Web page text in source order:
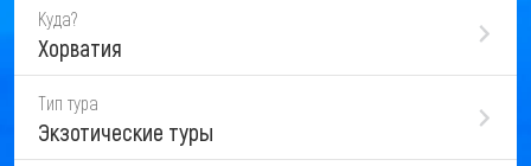
Куда?
Хорватия
Тип тура
Экзотические туры